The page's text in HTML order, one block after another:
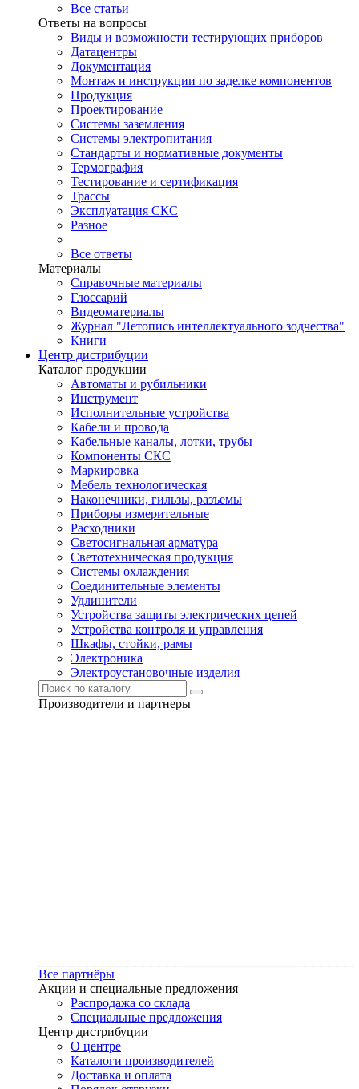
Все статьи
Ответы на вопросы
Виды и возможности тестирующих приборов
Датацентры
Документация
Монтаж и инструкции по заделке компонентов
Продукция
Проектирование
Системы заземления
Системы электропитания
Стандарты и нормативные документы
Термография
Тестирование и сертификация
Трассы
Эксплуатация СКС
Разное
Все ответы
Материалы
Справочные материалы
Глоссарий
Видеоматериалы
Журнал "Летопись интеллектуального зодчества"
Книги
Центр дистрибуции
Каталог продукции
Автоматы и рубильники
Инструмент
Исполнительные устройства
Кабели и провода
Кабельные каналы, лотки, трубы
Компоненты СКС
Маркировка
Мебель технологическая
Наконечники, гильзы, разъемы
Приборы измерительные
Расходники
Светосигнальная арматура
Светотехническая продукция
Системы охлаждения
Соединительные элементы
Удлинители
Устройства защиты электрических цепей
Устройства контроля и управления
Шкафы, стойки, рамы
Электроника
Электроустановочные изделия
Производители и партнеры
Все партнёры
Акции и специальные предложения
Распродажа со склада
Специальные предложения
Центр дистрибуции
О центре
Каталоги производителей
Доставка и оплата